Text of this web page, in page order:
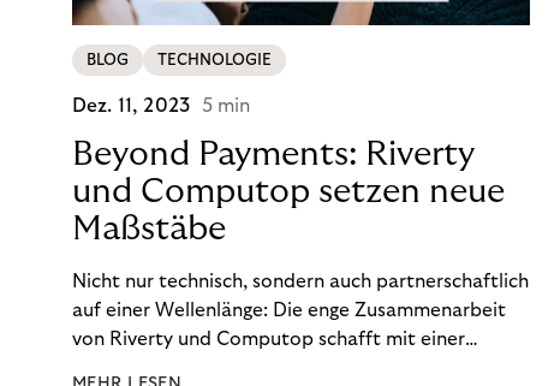
BLOG TECHNOLOGIE
Dez. 11, 2023 5 min
Beyond Payments: Riverty
und Computop setzen neue
Maßstäbe
Nicht nur technisch, sondern auch partnerschaftlich
auf einer Wellenlänge: Die enge Zusammenarbeit
von Riverty und Computop schafft mit einer